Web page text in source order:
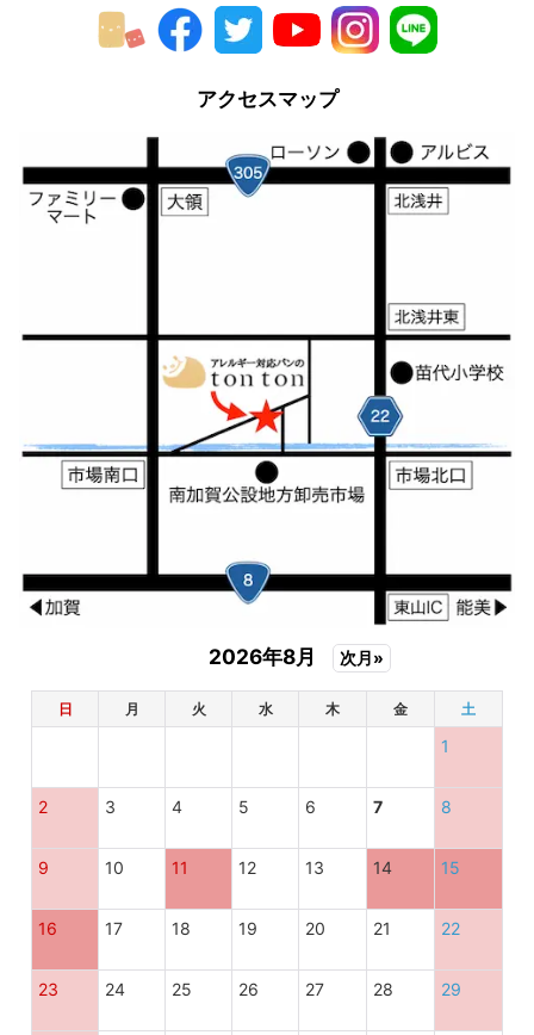
アクセスマップ
2026年8月 次月»
日 月 火 水 木 金 土
1
2 3 4 5 6 7 8
9 10 11 12 13 14 15
16 17 18 19 20 21 22
23 24 25 26 27 28 29